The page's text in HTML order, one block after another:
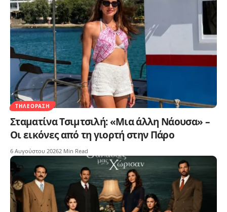
ΤΗΛΕΌΡΑΣΗ
Σταματίνα Τσιμτσιλή: «Μια άλλη Νάουσα» –
Οι εικόνες από τη γιορτή στην Πάρο
6 Αυγούστου 20262 Min Read